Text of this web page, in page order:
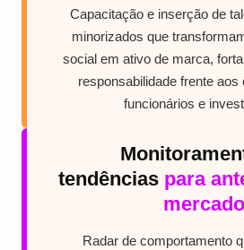
Capacitação e inserção de
minorizados que
social em ativo de marca,
responsabilidade frente
funcionários e
tendências para
mercado
Radar de comportamento